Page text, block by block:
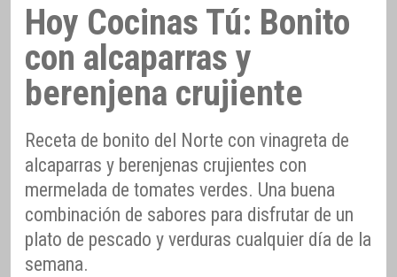
Hoy Cocinas Tú: Bonito
con alcaparras y
berenjena crujiente
Receta de bonito del Norte con vinagreta de
alcaparras y berenjenas crujientes con
mermelada de tomates verdes. Una buena
combinación de sabores para disfrutar de un
plato de pescado y verduras cualquier día de la
semana.